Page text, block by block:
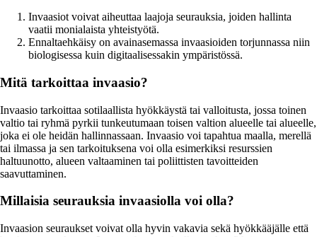
Invaasiot voivat aiheuttaa laajoja seurauksia, joiden hallinta
vaatii monialaista yhteistyötä.
Ennaltaehkäisy on avainasemassa invaasioiden torjunnassa niin
biologisessa kuin digitaalisessakin ympäristössä.
Mitä tarkoittaa invaasio?
Invaasio tarkoittaa sotilaallista hyökkäystä tai valloitusta, jossa toinen
valtio tai ryhmä pyrkii tunkeutumaan toisen valtion alueelle tai alueelle,
joka ei ole heidän hallinnassaan. Invaasio voi tapahtua maalla, merellä
tai ilmassa ja sen tarkoituksena voi olla esimerkiksi resurssien
haltuunotto, alueen valtaaminen tai poliittisten tavoitteiden
saavuttaminen.
Millaisia seurauksia invaasiolla voi olla?
Invaasion seuraukset voivat olla hyvin vakavia sekä hyökkääjälle että